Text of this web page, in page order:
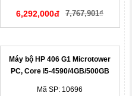
6,292,000đ 7,767,901₫
Máy bộ HP 406 G1 Microtower
PC, Core i5-4590/4GB/500GB
Mã SP: 10696